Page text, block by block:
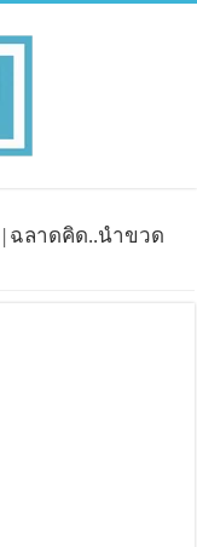
| ฉลาดคิด..นำขวด